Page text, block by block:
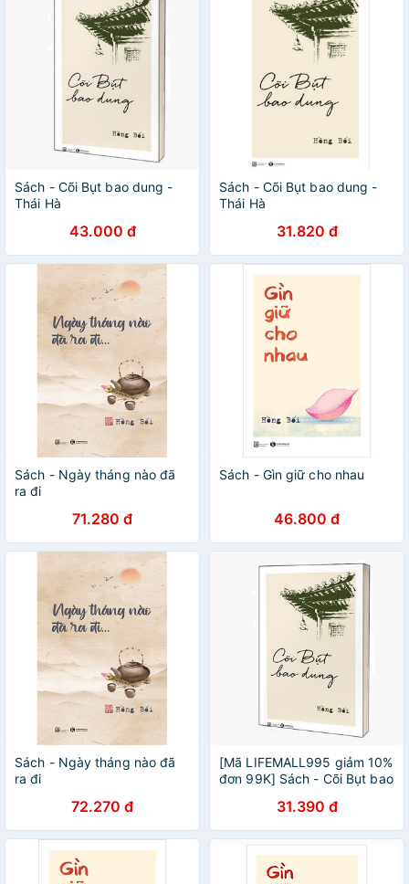
Sách - Cõi Bụt bao dung -
Thái Hà
43.000 đ
Sách - Cõi Bụt bao dung -
Thái Hà
31.820 đ
Sách - Ngày tháng nào đã
ra đi
71.280 đ
Sách - Gìn giữ cho nhau
46.800 đ
Sách - Ngày tháng nào đã
ra đi
72.270 đ
[Mã LIFEMALL995 giảm 10%
đơn 99K] Sách - Cõi Bụt bao
31.390 đ